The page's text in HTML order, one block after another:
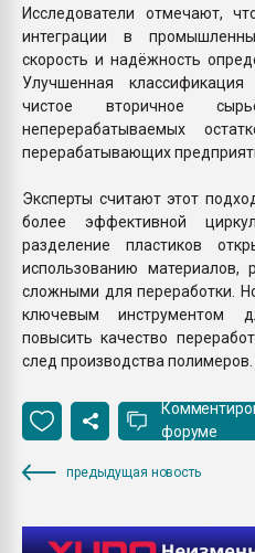
Исследователи отмечают,
интеграции в
скорость и надёжность
Улучшенная
чистое вторичное
неперерабатываемых
перерабатывающих
Эксперты считают этот
более эффективной
разделение пластиков
использованию материалов,
сложными для переработки.
ключевым инструментом
повысить качество
след производства полимеров.
форуме
предыдущая новость